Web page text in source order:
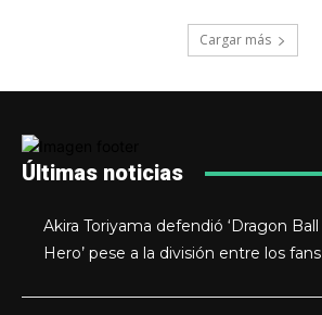
Cargar más
Últimas noticias
Akira Toriyama defendió ‘Dragon
Hero’ pese a la división entre los fans